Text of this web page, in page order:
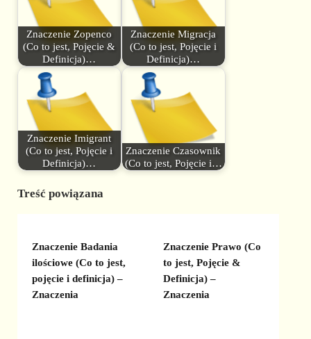
Znaczenie Zopenco
(Co to jest, Pojęcie &
Definicja)…
Znaczenie Migracja
(Co to jest, Pojęcie i
Definicja)…
Znaczenie Imigrant
(Co to jest, Pojęcie i
Definicja)…
Znaczenie Czasownik
(Co to jest, Pojęcie i…
Treść powiązana
Znaczenie Badania
ilościowe (Co to jest,
pojęcie i definicja) –
Znaczenia
Znaczenie Prawo (Co
to jest, Pojęcie &
Definicja) –
Znaczenia